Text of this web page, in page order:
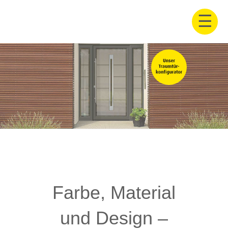
Farbe, Material
und Design –